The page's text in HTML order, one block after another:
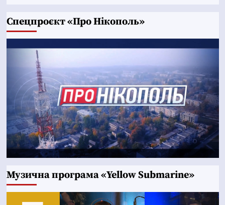
Cпецпроєкт «Про Нікополь»
Музична програма «Yellow Submarine»